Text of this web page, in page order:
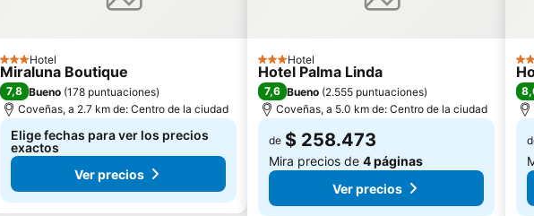
3 Estrellas
Hotel
Miraluna Boutique
7,8 Bueno (178 puntuaciones)
Coveñas, a 2.7 km de: Centro de la ciudad
Elige fechas para ver los precios
exactos
Ver precios
3 Estrellas
Hotel
Hotel Palma Linda
7,6 Bueno (2.555 puntuaciones)
Coveñas, a 5.0 km de: Centro de la ciudad
de $ 258.473
Mira precios de 4 páginas
Ver precios
3